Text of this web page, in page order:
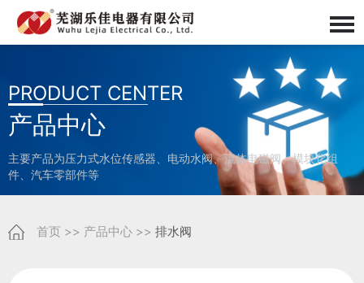
PRODUCT CENTER
产品中心
主要产品为压力式水位传感器、电动水阀、流体电磁阀、模块化组
件、汽车零部件等
首页 >> 产品中心 >> 排水阀